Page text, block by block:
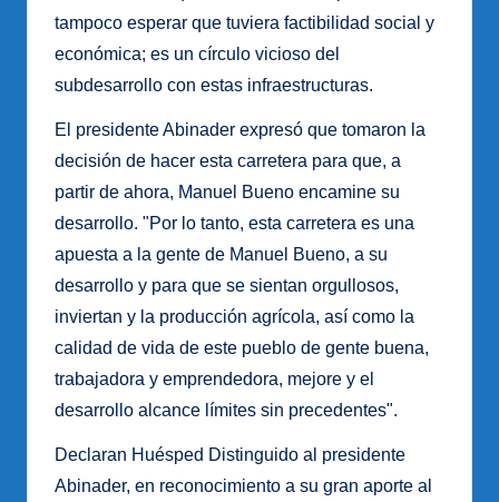
tampoco esperar que tuviera factibilidad social y
económica; es un círculo vicioso del
subdesarrollo con estas infraestructuras.
El presidente Abinader expresó que tomaron la
decisión de hacer esta carretera para que, a
partir de ahora, Manuel Bueno encamine su
desarrollo. "Por lo tanto, esta carretera es una
apuesta a la gente de Manuel Bueno, a su
desarrollo y para que se sientan orgullosos,
inviertan y la producción agrícola, así como la
calidad de vida de este pueblo de gente buena,
trabajadora y emprendedora, mejore y el
desarrollo alcance límites sin precedentes".
Declaran Huésped Distinguido al presidente
Abinader, en reconocimiento a su gran aporte al